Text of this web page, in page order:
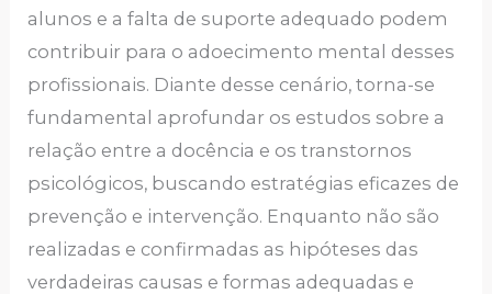
alunos e a falta de suporte adequado podem
contribuir para o adoecimento mental desses
profissionais. Diante desse cenário, torna-se
fundamental aprofundar os estudos sobre a
relação entre a docência e os transtornos
psicológicos, buscando estratégias eficazes de
prevenção e intervenção. Enquanto não são
realizadas e confirmadas as hipóteses das
verdadeiras causas e formas adequadas e